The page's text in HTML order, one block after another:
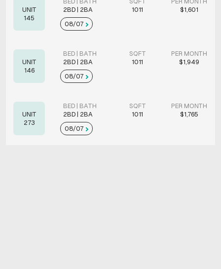
UNIT
145
2BD | 2BA
1011
$1,601
08/07
UNIT
146
BED | BATH
2BD | 2BA
SQFT
1011
PER MONTH
$1,949
08/07
UNIT
273
BED | BATH
2BD | 2BA
SQFT
1011
PER MONTH
$1,765
08/07